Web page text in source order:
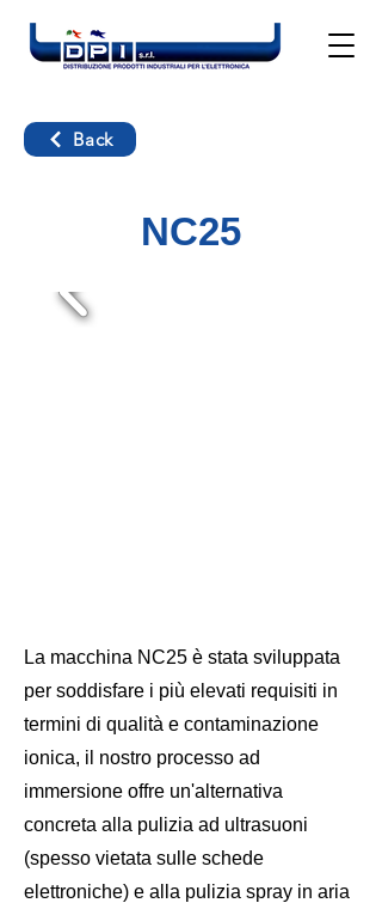
Back
NC25
La macchina NC25 è stata sviluppata
per soddisfare i più elevati requisiti in
termini di qualità e contaminazione
ionica, il nostro processo ad
immersione offre un'alternativa
concreta alla pulizia ad ultrasuoni
(spesso vietata sulle schede
elettroniche) e alla pulizia spray in aria